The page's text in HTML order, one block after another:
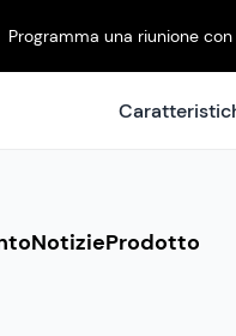
Programma una riunione
NotizieProdotto